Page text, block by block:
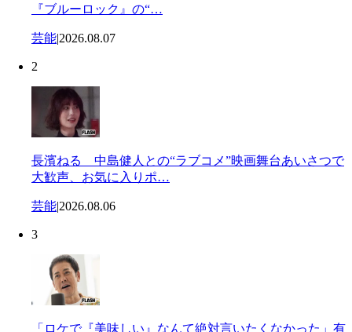
『ブルーロック』の“…
芸能|2026.08.07
2
長濱ねる 中島健人との“ラブコメ”映画舞台あいさつで
大歓声、お気に入りポ…
芸能|2026.08.06
3
「ロケで『美味しい』なんて絶対言いたくなかった」有